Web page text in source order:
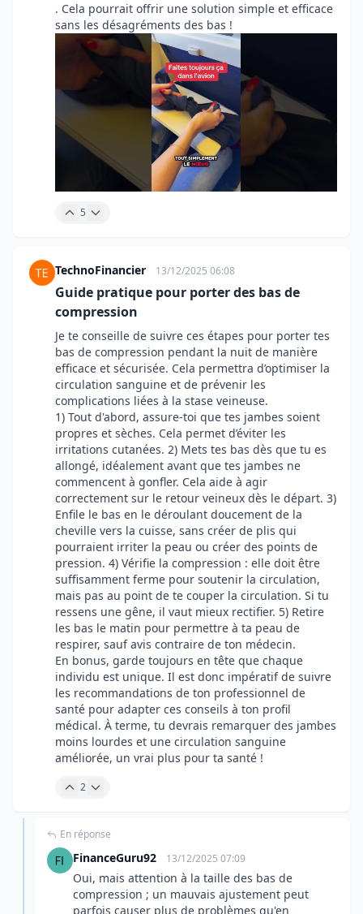
. Cela pourrait offrir une solution simple et efficace
sans les désagréments des bas !
5
TechnoFinancier 13/12/2025 06:08
Guide pratique pour porter des bas de
compression
Je te conseille de suivre ces étapes pour porter tes
bas de compression pendant la nuit de manière
efficace et sécurisée. Cela permettra d’optimiser la
circulation sanguine et de prévenir les
complications liées à la stase veineuse.
1) Tout d'abord, assure-toi que tes jambes soient
propres et sèches. Cela permet d’éviter les
irritations cutanées. 2) Mets tes bas dès que tu es
allongé, idéalement avant que tes jambes ne
commencent à gonfler. Cela aide à agir
correctement sur le retour veineux dès le départ. 3)
Enfile le bas en le déroulant doucement de la
cheville vers la cuisse, sans créer de plis qui
pourraient irriter la peau ou créer des points de
pression. 4) Vérifie la compression : elle doit être
suffisamment ferme pour soutenir la circulation,
mais pas au point de te couper la circulation. Si tu
ressens une gêne, il vaut mieux rectifier. 5) Retire
les bas le matin pour permettre à ta peau de
respirer, sauf avis contraire de ton médecin.
En bonus, garde toujours en tête que chaque
individu est unique. Il est donc impératif de suivre
les recommandations de ton professionnel de
santé pour adapter ces conseils à ton profil
médical. À terme, tu devrais remarquer des jambes
moins lourdes et une circulation sanguine
améliorée, un vrai plus pour ta santé !
2
En réponse
FinanceGuru92 13/12/2025 07:09
Oui, mais attention à la taille des bas de
compression ; un mauvais ajustement peut
parfois causer plus de problèmes qu'en